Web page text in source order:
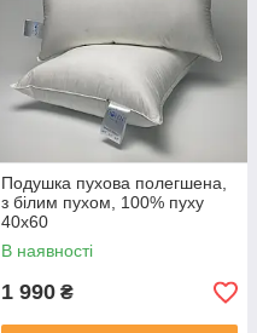
Подушка пухова полегшена,
з білим пухом, 100% пуху
40x60
В наявності
1 990 ₴